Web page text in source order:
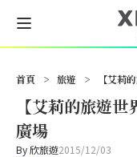
首頁 > 旅遊 > 【艾莉
【艾莉的旅遊
廣場
By欣旅遊2015/12/03